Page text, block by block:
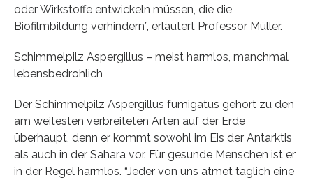
oder Wirkstoffe entwickeln müssen, die die
Biofilmbildung verhindern”, erläutert Professor Müller.
Schimmelpilz Aspergillus – meist harmlos, manchmal
lebensbedrohlich
Der Schimmelpilz Aspergillus fumigatus gehört zu den
am weitesten verbreiteten Arten auf der Erde
überhaupt, denn er kommt sowohl im Eis der Antarktis
als auch in der Sahara vor. Für gesunde Menschen ist er
in der Regel harmlos. “Jeder von uns atmet täglich eine